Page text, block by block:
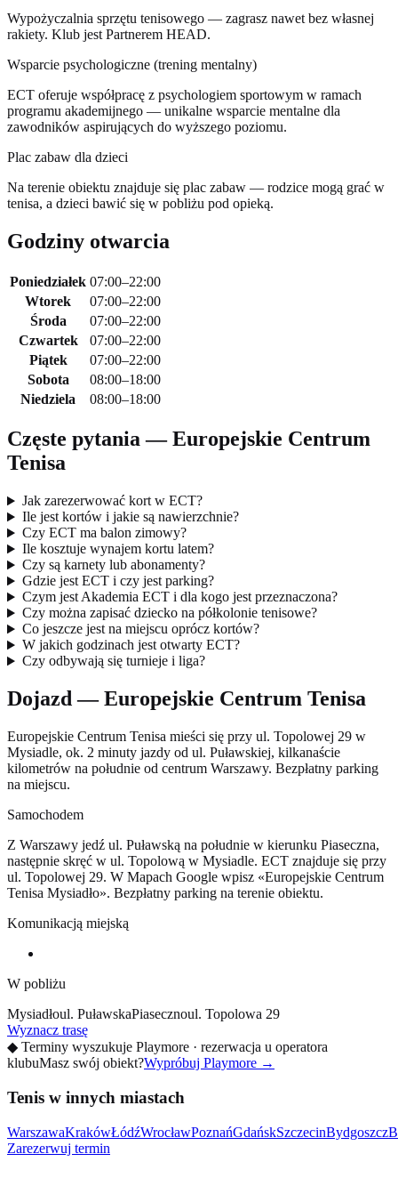
Wypożyczalnia sprzętu tenisowego — zagrasz nawet bez własnej
rakiety. Klub jest Partnerem HEAD.
Wsparcie psychologiczne (trening mentalny)
ECT oferuje współpracę z psychologiem sportowym w ramach
programu akademijnego — unikalne wsparcie mentalne dla
zawodników aspirujących do wyższego poziomu.
Plac zabaw dla dzieci
Na terenie obiektu znajduje się plac zabaw — rodzice mogą grać w
tenisa, a dzieci bawić się w pobliżu pod opieką.
Godziny otwarcia
Poniedziałek 07:00–22:00
Wtorek
07:00–22:00
Środa
07:00–22:00
Czwartek
07:00–22:00
Piątek
07:00–22:00
Sobota
08:00–18:00
Niedziela
08:00–18:00
Częste pytania — Europejskie Centrum
Tenisa
Jak zarezerwować kort w ECT?
Ile jest kortów i jakie są nawierzchnie?
Czy ECT ma balon zimowy?
Ile kosztuje wynajem kortu latem?
Czy są karnety lub abonamenty?
Gdzie jest ECT i czy jest parking?
Czym jest Akademia ECT i dla kogo jest przeznaczona?
Czy można zapisać dziecko na półkolonie tenisowe?
Co jeszcze jest na miejscu oprócz kortów?
W jakich godzinach jest otwarty ECT?
Czy odbywają się turnieje i liga?
Dojazd — Europejskie Centrum Tenisa
Europejskie Centrum Tenisa mieści się przy ul. Topolowej 29 w
Mysiadle, ok. 2 minuty jazdy od ul. Puławskiej, kilkanaście
kilometrów na południe od centrum Warszawy. Bezpłatny parking
na miejscu.
Samochodem
Z Warszawy jedź ul. Puławską na południe w kierunku Piaseczna,
następnie skręć w ul. Topolową w Mysiadle. ECT znajduje się przy
ul. Topolowej 29. W Mapach Google wpisz «Europejskie Centrum
Tenisa Mysiadło». Bezpłatny parking na terenie obiektu.
Komunikacją miejską
W pobliżu
Mysiadłoul. PuławskaPiasecznoul. Topolowa 29
Wyznacz trasę
◆ Terminy wyszukuje Playmore · rezerwacja u operatora
klubuMasz swój obiekt?Wypróbuj Playmore →
Tenis w innych miastach
WarszawaKrakówŁódźWrocławPoznańGdańskSzczecinBydgoszcz
Zarezerwuj termin